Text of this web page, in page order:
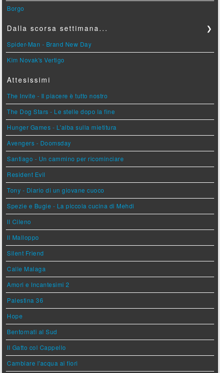
Borgo
Dalla scorsa settimana... ❯
Spider-Man - Brand New Day
Kim Novak's Vertigo
Attesissimi
The Invite - Il piacere è tutto nostro
The Dog Stars - Le stelle dopo la fine
Hunger Games - L'alba sulla mietitura
Avengers - Doomsday
Santiago - Un cammino per ricominciare
Resident Evil
Tony - Diario di un giovane cuoco
Spezie e Bugie - La piccola cucina di Mehdi
Il Cileno
Il Malloppo
Silent Friend
Calle Malaga
Amori e Incantesimi 2
Palestina 36
Hope
Bentornati al Sud
Il Gatto col Cappello
Cambiare l'acqua ai fiori